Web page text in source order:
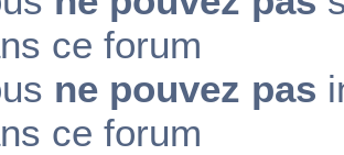
ce forum
ne pouvez pas
ce forum